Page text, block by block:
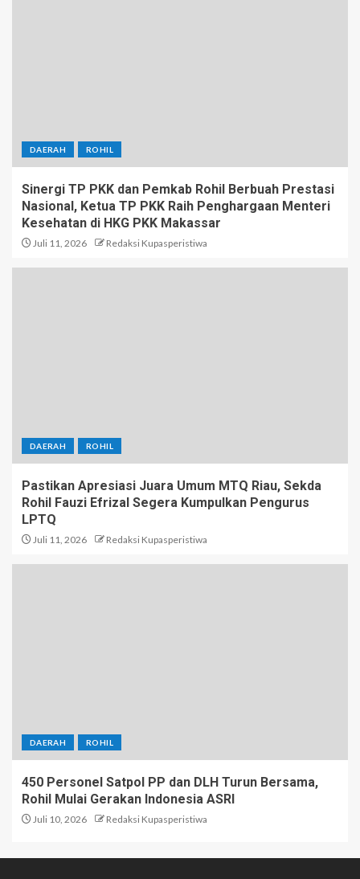
DAERAH ROHIL
Sinergi TP PKK dan Pemkab Rohil Berbuah Prestasi
Nasional, Ketua TP PKK Raih Penghargaan Menteri
Kesehatan di HKG PKK Makassar
Juli 11, 2026 Redaksi Kupasperistiwa
DAERAH ROHIL
Pastikan Apresiasi Juara Umum MTQ Riau, Sekda
Rohil Fauzi Efrizal Segera Kumpulkan Pengurus
LPTQ
Juli 11, 2026 Redaksi Kupasperistiwa
DAERAH ROHIL
450 Personel Satpol PP dan DLH Turun Bersama,
Rohil Mulai Gerakan Indonesia ASRI
Juli 10, 2026 Redaksi Kupasperistiwa